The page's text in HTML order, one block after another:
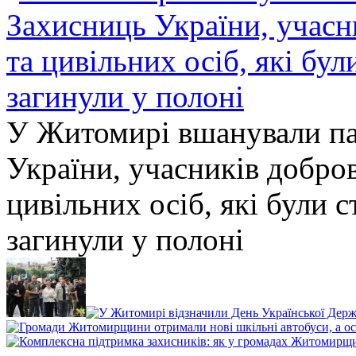
У Житомирі вшанували
України, учасників
цивільних осіб, які були
загинули у полоні